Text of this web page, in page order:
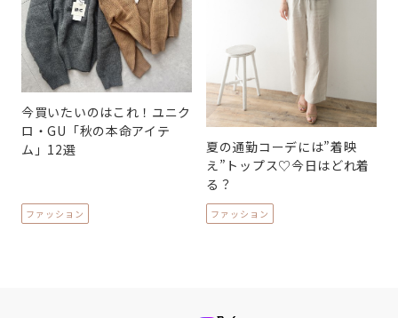
今買いたいのはこれ！ユニク
ロ・GU「秋の本命アイテ
ム」12選
ファッション
夏の通勤コーデには”着映
え”トップス♡今日はどれ着
る？
ファッション